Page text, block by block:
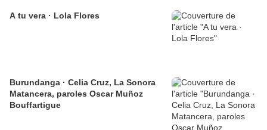
A tu vera · Lola Flores
Burundanga · Celia Cruz, La Sonora
Matancera, paroles Oscar Muñoz
Bouffartigue